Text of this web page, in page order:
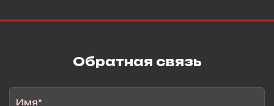
Обратная связь